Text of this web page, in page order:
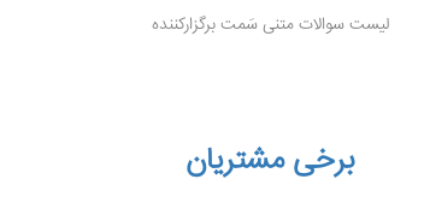
لیست سوالات متنی سَمت برگزارکننده
برخی مشتریان